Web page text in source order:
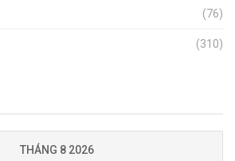
(76)
(310)
THÁNG 8 2026